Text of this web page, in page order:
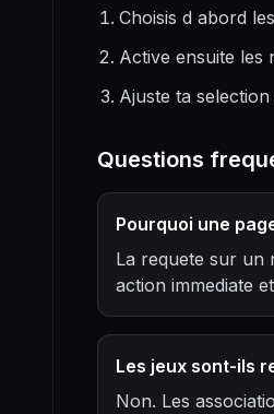
Choisis d abord
Active ensuite les
Ajuste ta
Questions
Pourquoi une
La requete sur un
action immediate
Les jeux sont-ils
Non. Les